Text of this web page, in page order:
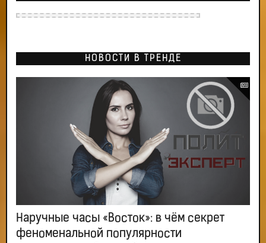
НОВОСТИ В ТРЕНДЕ
Наручные часы «Восток»: в чём секрет
феноменальной популярности